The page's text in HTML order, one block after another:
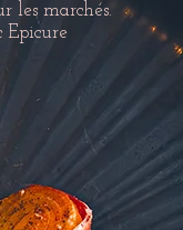
les marchés.
Epicure